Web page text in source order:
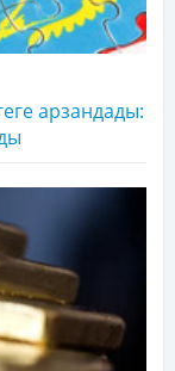
арзандады: